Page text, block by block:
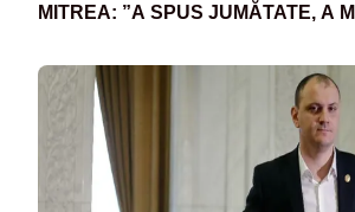
MITREA: ”A SPUS JUMĂTATE, A